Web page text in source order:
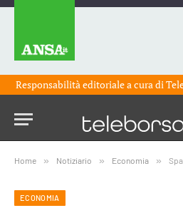
Responsabilità editoriale a cura di
Home » Notiziario » Economia »
ECONOMIA